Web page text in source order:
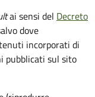
ai sensi del Decreto
dove
incorporati di
pubblicati sul sito